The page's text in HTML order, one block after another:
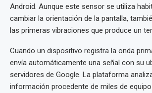
Android. Aunque este sensor se utiliza
cambiar la orientación de la pantalla,
las primeras vibraciones que produce un
Cuando un dispositivo registra la onda
envía automáticamente una señal con su
servidores de Google. La plataforma
información procedente de miles de